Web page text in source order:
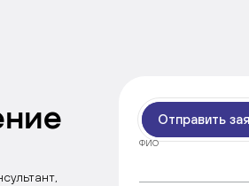
Отправить
ФИО